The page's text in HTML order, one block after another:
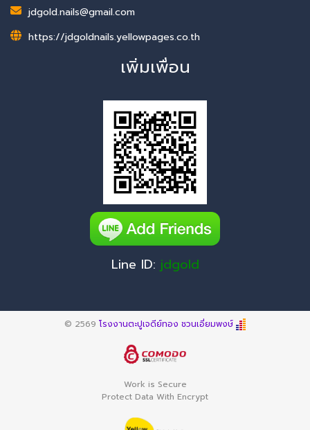
jdgold.nails@gmail.com
https://jdgoldnails.yellowpages.co.th
เพิ่มเพื่อน
Line ID: jdgold
© 2569 โรงงานตะปูเจดีย์ทอง ชวนเอี่ยมพงษ์
Work is Secure
Protect Data With Encrypt